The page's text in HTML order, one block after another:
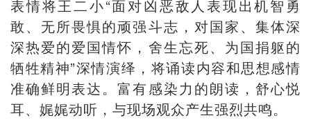
表情将王二小“面对凶恶敌人表现出机智勇
敢、无所畏惧的顽强斗志，对国家、集体深
深热爱的爱国情怀，舍生忘死、为国捐躯的
牺牲精神”深情演绎，将诵读内容和思想感情
准确鲜明表达。富有感染力的朗读，舒心悦
耳、娓娓动听，与现场观众产生强烈共鸣。